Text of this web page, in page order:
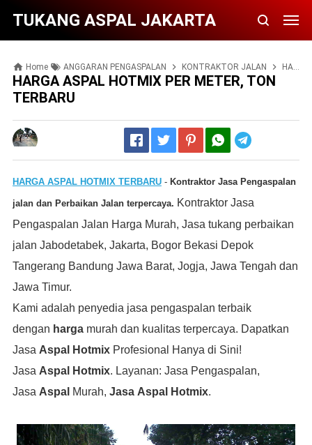
TUKANG ASPAL JAKARTA
Home ANGGARAN PENGASPALAN KONTRAKTOR JALAN HARGA ASPAL HOTMIX PER METER, TON TERBARU
HARGA ASPAL HOTMIX PER METER, TON
TERBARU
HARGAASPAL HOTMIX TERBARU- Kontraktor Jasa Pengaspalan
jalan dan Perbaikan Jalan terpercaya. Kontraktor Jasa
Pengaspalan Jalan Harga Murah, Jasa tukang perbaikan
jalan Jabodetabek, Jakarta, Bogor Bekasi Depok
Tangerang Bandung Jawa Barat, Jogja, Jawa Tengah dan
Jawa Timur.
Kami adalah penyedia jasa pengaspalan terbaik
dengan hargamurah dan kualitas terpercaya. Dapatkan
Jasa Aspal HotmixProfesional Hanya di Sini!
Jasa Aspal Hotmix. Layanan: Jasa Pengaspalan,
Jasa Aspal Murah, Jasa Aspal Hotmix.